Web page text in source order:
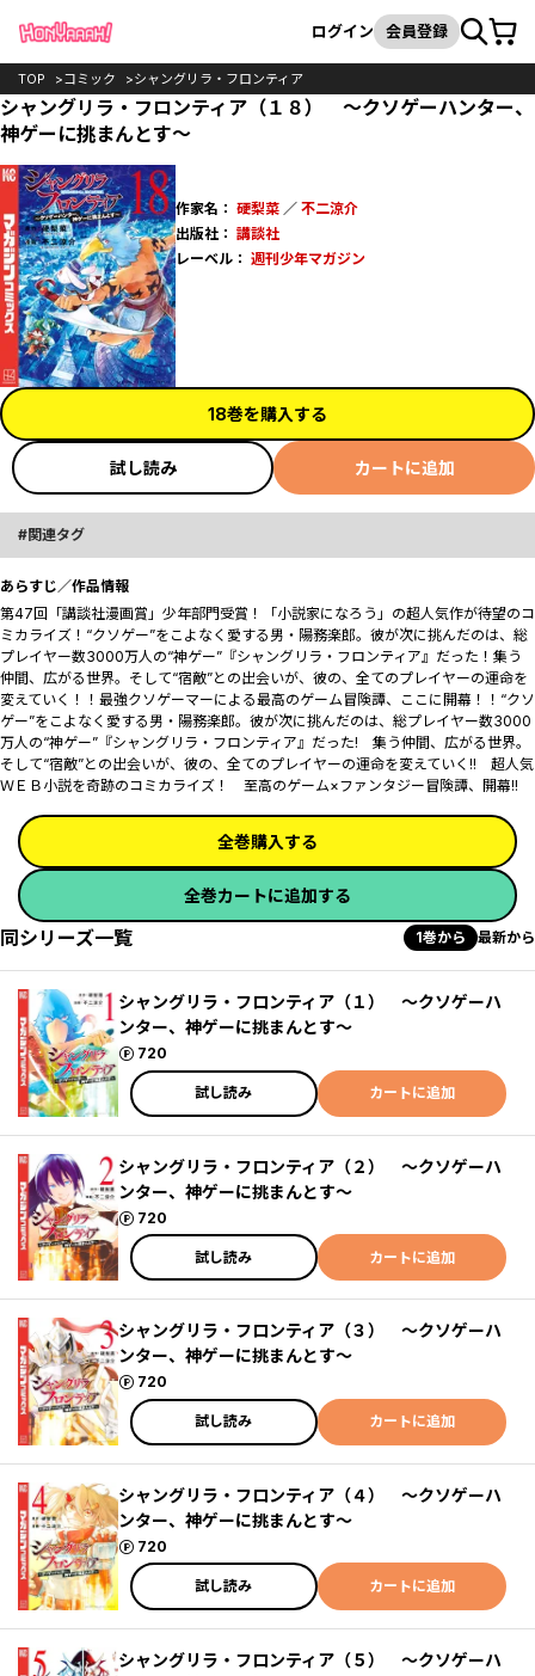
検索
ログイン 会員登録カート
TOP コミック シャングリラ・フロンティア
シャングリラ・フロンティア（１８） ～クソゲーハンター、
神ゲーに挑まんとす～
作家名： 硬梨菜／ 不二涼介
出版社： 講談社
レーベル： 週刊少年マガジン
18巻を購入する
試し読み カートに追加
関連タグ
あらすじ／作品情報
第47回「講談社漫画賞」少年部門受賞！「小説家になろう」の超人気作が待望のコ
ミカライズ！“クソゲー”をこよなく愛する男・陽務楽郎。彼が次に挑んだのは、総
プレイヤー数3000万人の“神ゲー”『シャングリラ・フロンティア』だった！集う
仲間、広がる世界。そして“宿敵”との出会いが、彼の、全てのプレイヤーの運命を
変えていく！！最強クソゲーマーによる最高のゲーム冒険譚、ここに開幕！！“クソ
ゲー”をこよなく愛する男・陽務楽郎。彼が次に挑んだのは、総プレイヤー数3000
万人の“神ゲー”『シャングリラ・フロンティア』だった! 集う仲間、広がる世界。
そして“宿敵”との出会いが、彼の、全てのプレイヤーの運命を変えていく!! 超人気
ＷＥＢ小説を奇跡のコミカライズ！ 至高のゲーム×ファンタジー冒険譚、開幕!!
全巻購入する
全巻カートに追加する
同シリーズ一覧 1巻から 最新から
シャングリラ・フロンティア（１） ～クソゲーハ
ンター、神ゲーに挑まんとす～
720
ポイント
試し読み カートに追加
シャングリラ・フロンティア（２） ～クソゲーハ
ンター、神ゲーに挑まんとす～
720
ポイント
試し読み カートに追加
シャングリラ・フロンティア（３） ～クソゲーハ
ンター、神ゲーに挑まんとす～
720
ポイント
試し読み カートに追加
シャングリラ・フロンティア（４） ～クソゲーハ
ンター、神ゲーに挑まんとす～
720
ポイント
試し読み カートに追加
シャングリラ・フロンティア（５） ～クソゲーハ